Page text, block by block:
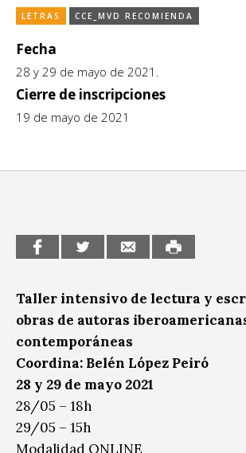
CCE en el interior/libros
Espacio itinerante de lectura
Exposiciones
Formación
Género y Diversidad
Infantil y Juvenil
Letras
Música
LETRAS CCE_MVD RECOMIENDA
Fecha
28 y 29 de mayo de 2021.
Cierre de inscripciones
19 de mayo de 2021
Taller intensivo de lectura y
obras de autoras
contemporáneas
Coordina: Belén López Peiró
28 y 29 de mayo 2021
28/05 – 18h
29/05 – 15h
Modalidad ONLINE